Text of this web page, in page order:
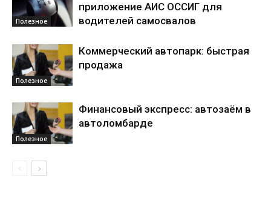
Полезное
приложение АИС ОССИГ для
водителей самосвалов
Полезное
Коммерческий автопарк: быстрая
продажа
Полезное
Финансовый экспресс: автозаём в
автоломбарде